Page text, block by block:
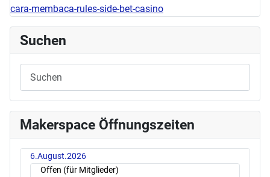
cara-membaca-rules-side-bet-casino
Suchen
Makerspace Öffnungszeiten
6.August.2026
Offen (für Mitglieder)